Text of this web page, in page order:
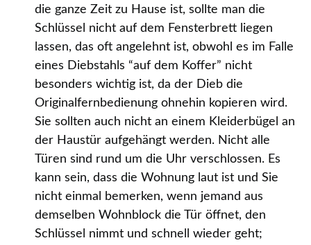
die ganze Zeit zu Hause ist, sollte man die
Schlüssel nicht auf dem Fensterbrett liegen
lassen, das oft angelehnt ist, obwohl es im Falle
eines Diebstahls “auf dem Koffer” nicht
besonders wichtig ist, da der Dieb die
Originalfernbedienung ohnehin kopieren wird.
Sie sollten auch nicht an einem Kleiderbügel an
der Haustür aufgehängt werden. Nicht alle
Türen sind rund um die Uhr verschlossen. Es
kann sein, dass die Wohnung laut ist und Sie
nicht einmal bemerken, wenn jemand aus
demselben Wohnblock die Tür öffnet, den
Schlüssel nimmt und schnell wieder geht;